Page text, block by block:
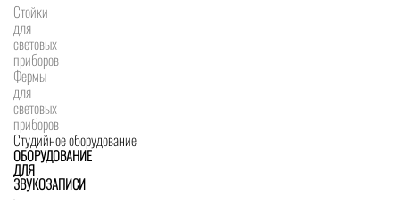
Стойки
для
световых
приборов
Фермы
для
световых
приборов
Студийное оборудование
ОБОРУДОВАНИЕ
ДЛЯ
ЗВУКОЗАПИСИ